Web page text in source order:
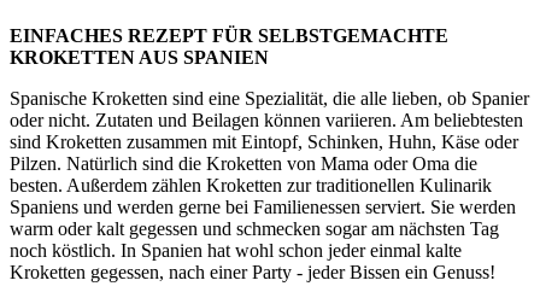
EINFACHES REZEPT FÜR SELBSTGEMACHTE
KROKETTEN AUS SPANIEN
Spanische Kroketten sind eine Spezialität, die alle lieben, ob Spanier
oder nicht. Zutaten und Beilagen können variieren. Am beliebtesten
sind Kroketten zusammen mit Eintopf, Schinken, Huhn, Käse oder
Pilzen. Natürlich sind die Kroketten von Mama oder Oma die
besten. Außerdem zählen Kroketten zur traditionellen Kulinarik
Spaniens und werden gerne bei Familienessen serviert. Sie werden
warm oder kalt gegessen und schmecken sogar am nächsten Tag
noch köstlich. In Spanien hat wohl schon jeder einmal kalte
Kroketten gegessen, nach einer Party - jeder Bissen ein Genuss!